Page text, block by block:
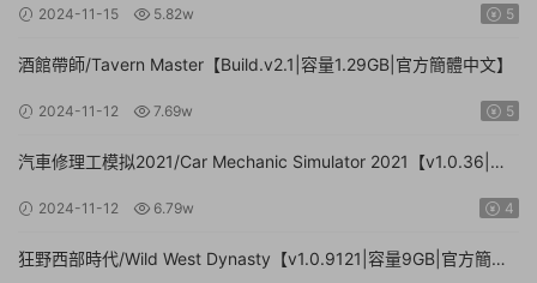
2024-11-15 5.82w 5
酒館帶師/Tavern Master【Build.v2.1|容量1.29GB|官方簡體中文】
2024-11-12 7.69w 5
汽車修理工模拟2021/Car Mechanic Simulator 2021【v1.0.36|集
2024-11-12 6.79w 4
狂野西部時代/Wild West Dynasty【v1.0.9121|容量9GB|官方簡體